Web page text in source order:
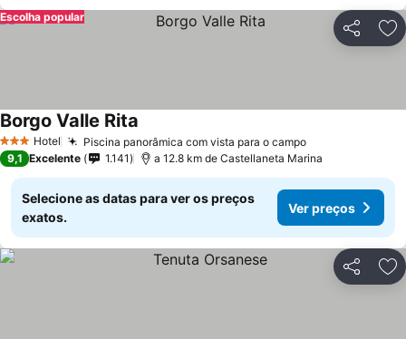
Partilhar
Escolha popular
3 EstrelasHotel Piscina panorâmica com vista para o campo
Borgo Valle Rita
9,1 Excelente 1.141 a 12.8 km de Castellaneta Marina
Selecione as datas para ver os preços
exatos.
Ver preços
Partilhar